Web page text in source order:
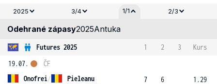
2025 3/4 1/1 2/3
Odehrané zápasy2025Antuka
Futures 2025 1 2 3
Kurs
19.07.
Onofrei/
Pieleanu
ČF
7
6
1.29